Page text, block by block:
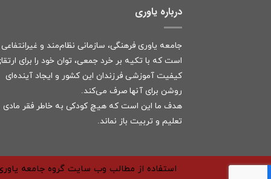
درباره یاوری
جامعه یاوری فرهنگی، سازمانی نظام‌مند و غیرانتفاعی
است که با تکیه بر خرد جمعی، توان خود را برای
کیفیت آموزشی فرزندان این کشور و ایجاد آینده‌ای
روشن برای آنها صرف می‌کند.
هدف ما این است که هیچ کودکی به خاطر فقر مادی
تعلیم و تربیت باز نماند.
استفاده از مطالب وب سایت گروه جامعه